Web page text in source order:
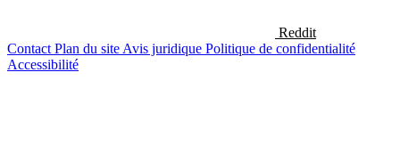
Reddit
Contact Plan du site Avis juridique Politique de confidentialité
Accessibilité